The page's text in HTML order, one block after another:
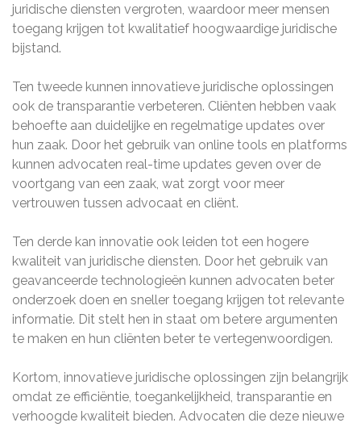
juridische diensten vergroten, waardoor meer mensen
toegang krijgen tot kwalitatief hoogwaardige juridische
bijstand.
Ten tweede kunnen innovatieve juridische oplossingen
ook de transparantie verbeteren. Cliënten hebben vaak
behoefte aan duidelijke en regelmatige updates over
hun zaak. Door het gebruik van online tools en platforms
kunnen advocaten real-time updates geven over de
voortgang van een zaak, wat zorgt voor meer
vertrouwen tussen advocaat en cliënt.
Ten derde kan innovatie ook leiden tot een hogere
kwaliteit van juridische diensten. Door het gebruik van
geavanceerde technologieën kunnen advocaten beter
onderzoek doen en sneller toegang krijgen tot relevante
informatie. Dit stelt hen in staat om betere argumenten
te maken en hun cliënten beter te vertegenwoordigen.
Kortom, innovatieve juridische oplossingen zijn belangrijk
omdat ze efficiëntie, toegankelijkheid, transparantie en
verhoogde kwaliteit bieden. Advocaten die deze nieuwe